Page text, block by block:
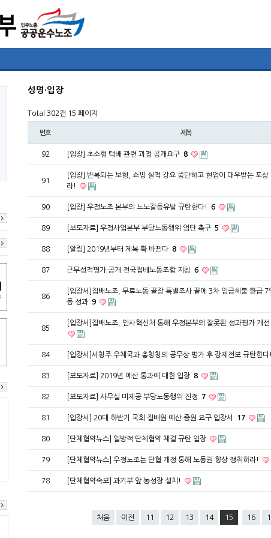
성명·입장
Total 302건 15 페이지
번호 제목
92 [입장] 초소형 택배 관련 과정 공개요구 8
91
[입장] 반복되는 보험, 쇼핑 실적 강요 중단하고 현업이 대우받는 포상
라!
90 [입장] 우정노조 본부의 노노갈등유발 규탄한다! 6
89 [보도자료] 우정사업본부 부당노동행위 엄단 촉구 5
88 [알림] 2019년부터 제복 확 바뀐다 8
87 근무성적평가 공개 전국집배노동조합 지침 6
86
[입장서]집배노조, 무료노동 끝장 특별조사 끝에 3차 임금체불 환급 7
등 성과 9
85
[입장서]집배노조, 인사혁신처 통해 우정본부의 잘못된 성과평가 개
84 [입장서]서청주 우체국과 충청청의 공무상 병가 후 강제전보 규탄한다!
83 [보도자료] 2019년 예산 통과에 대한 입장 8
82 [보도자료] 사무실 미제공 부당노동행위 진정 7
81 [입장서] 20대 하반기 국회 집배원 예산 증원 요구 입장서 17
80 [단체협약뉴스] 일방적 단체협약 체결 규탄 입장
79 [단체협약뉴스] 우정노조는 단협 개정 통해 노동권 향상 쟁취하라!
78 [단체협약속보] 과기부 앞 농성장 설치!
처음 이전 11 12 13 14 15 16